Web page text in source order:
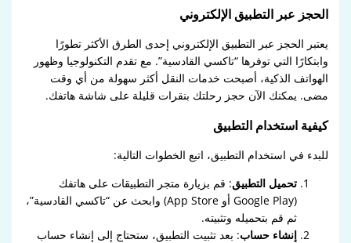
الحجز عبر التطبيق الإلكتروني
يعتبر الحجز عبر التطبيق الإلكتروني إحدى الطرق الأكثر تطورًا
وابتكارًا التي توفرها “تاكسي القادسية”. مع تقدم التكنولوجيا وظهور
الهواتف الذكية، أصبحت خدمات النقل أكثر سهولة من أي وقت
مضى. يمكنك الآن حجز رحلتك بنقرات قليلة على شاشة هاتفك.
كيفية استخدام التطبيق
للبدء في استخدام التطبيق، اتبع الخطوات التالية:
تحميل التطبيق: قم بزيارة متجر التطبيقات على هاتفك
(Google Play أو App Store) وابحث عن “تاكسي القادسية”،
ثم قم بتحميله وتثبيته.
إنشاء حساب: بعد تثبيت التطبيق، ستحتاج إلى إنشاء حساب